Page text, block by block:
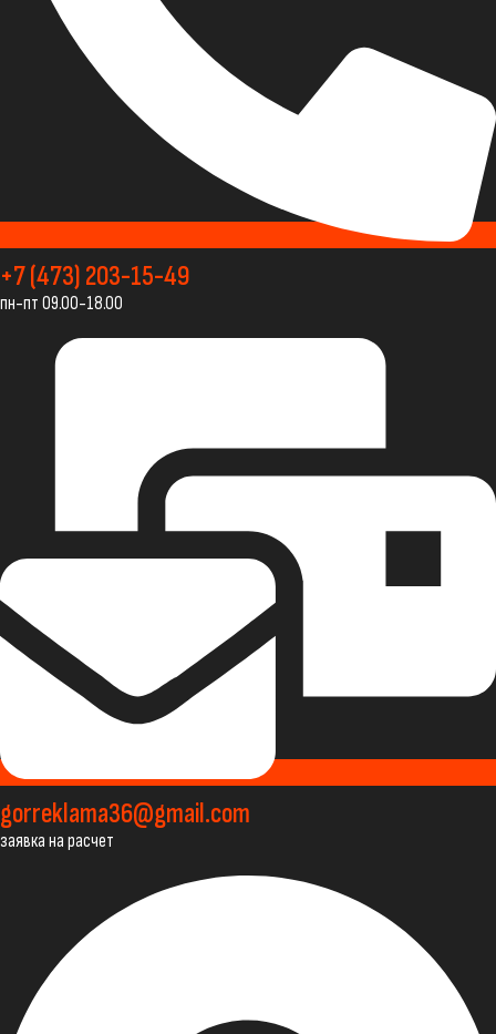
+7 (473) 203-15-49
пн-пт 09.00-18.00
gorreklama36@gmail.com
заявка на расчет